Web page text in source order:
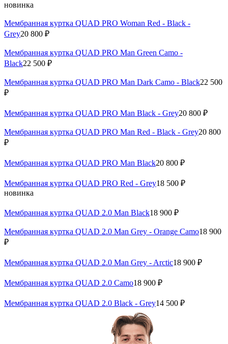
новинка
Мембранная куртка QUAD PRO Woman Red - Black -
Grey20 800 ₽
Мембранная куртка QUAD PRO Man Green Camo -
Black22 500 ₽
Мембранная куртка QUAD PRO Man Dark Camo - Black22 500
₽
Мембранная куртка QUAD PRO Man Black - Grey20 800 ₽
Мембранная куртка QUAD PRO Man Red - Black - Grey20 800
₽
Мембранная куртка QUAD PRO Man Black20 800 ₽
Мембранная куртка QUAD PRO Red - Grey18 500 ₽
новинка
Мембранная куртка QUAD 2.0 Man Black18 900 ₽
Мембранная куртка QUAD 2.0 Man Grey - Orange Camo18 900
₽
Мембранная куртка QUAD 2.0 Man Grey - Arctic18 900 ₽
Мембранная куртка QUAD 2.0 Camo18 900 ₽
Мембранная куртка QUAD 2.0 Black - Grey14 500 ₽